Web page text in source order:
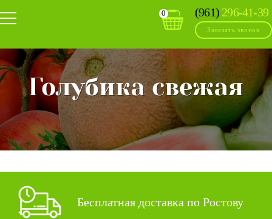
0 (961) 296-41-39
Заказать звонок
Голубика свежая
Бесплатная доставка по Ростову